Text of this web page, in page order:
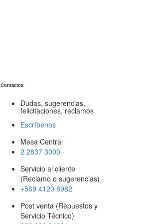
Contactos
Dudas, sugerencias,
felicitaciones, reclamos
Escríbenos
Mesa Central
2 2837 3000
Servicio al cliente
(Reclamo o sugerencias)
+569 4120 8982
Post venta (Repuestos y
Servicio Técnico)